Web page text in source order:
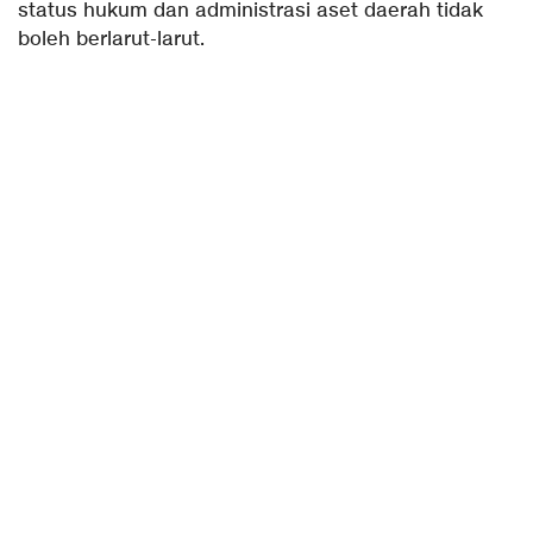
status hukum dan administrasi aset daerah tidak
boleh berlarut-larut.